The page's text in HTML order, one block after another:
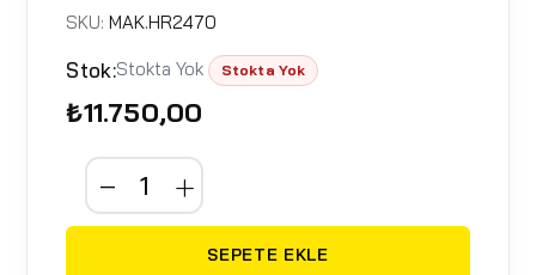
SKU:MAK.HR2470
Stok:Stokta Yok Stokta Yok
₺11.750,00
SEPETE EKLE